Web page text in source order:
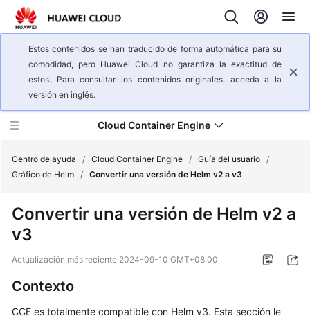
Estos contenidos se han traducido de forma automática para su
comodidad, pero Huawei Cloud no garantiza la exactitud de
estos. Para consultar los contenidos originales, acceda a la
versión en inglés.
Cloud Container Engine
general
del
Pasos
iniciales
Centro de ayuda / Cloud Container Engine / Guía del usuario /
Gráfico de Helm / Convertir una versión de Helm v2 a v3
Convertir una versión de Helm v2 a
v3
Actualización más reciente 2024-09-10 GMT+08:00
Contexto
CCE es totalmente compatible con Helm v3. Esta sección le